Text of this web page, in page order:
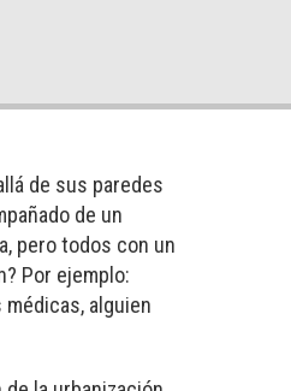
de sus paredes
de un
pero todos con un
Por ejemplo:
alguien